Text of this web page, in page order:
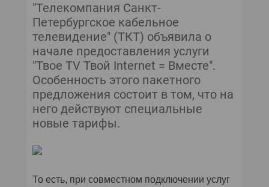
БЕЗОПАСНОСТЬ
АВТОМАТИЗАЦИЯ
ДИРЕКТОР ИС
ПАРТНЕРСКИЕ ПРОЕКТЫ
"Телекомпания Санкт-
Петербургское кабельное
телевидение" (ТКТ) объявила о
начале предоставления услуги
"Твое ТV Твой Internet = Вместе".
Особенность этого пакетного
предложения состоит в том, что на
него действуют специальные
новые тарифы.
То есть, при совместном подключении услуг